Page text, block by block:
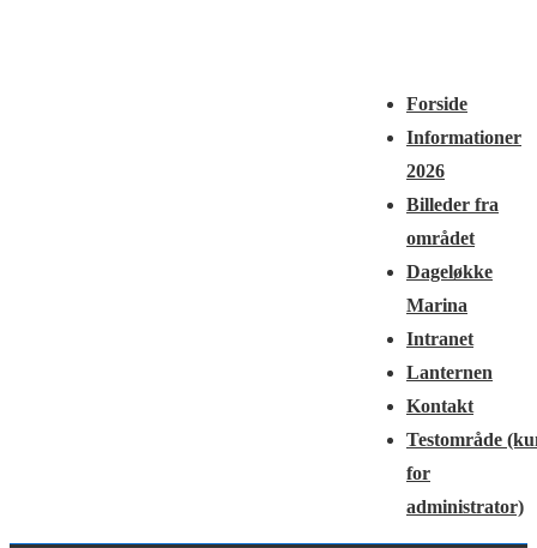
Forside
Informationer
2026
Billeder fra
området
Dageløkke
Marina
Intranet
Lanternen
Kontakt
Testområde
for
administrator)